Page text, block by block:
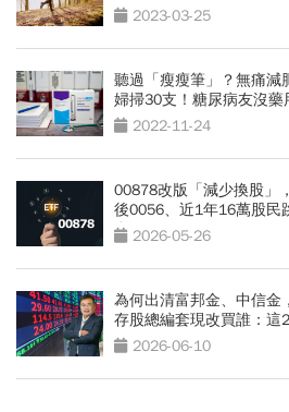
2023-03-25
聽過「瘦瘦筆」？無痛減
婦掃30支！糖尿病友沒
2022-11-24
00878改版「減少換股」
後0056、近1年16萬股民
會更穩？
2026-05-26
為何出清富邦金、中信金
存股總編套現改買誰：這
2026-06-10